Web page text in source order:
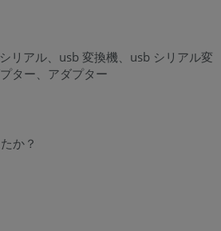
リアル、usb 変換機、usb シリアル変
ター、アダプター
か？